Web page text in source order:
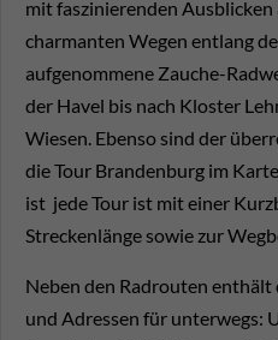
mit faszinierenden Ausblicken
charmanten Wegen entlang
aufgenommene Zauche-
der Havel bis nach Kloster
Wiesen. Ebenso sind der
die Tour Brandenburg im
ist jede Tour ist mit einer
Streckenlänge sowie zur
Neben den Radrouten enthält
und Adressen für unterwegs: